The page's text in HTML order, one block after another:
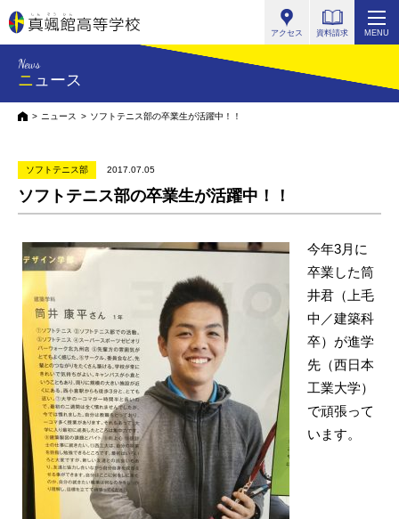
アクセス 資料請求 MENU
News
ニュース
HOMEニュース ソフトテニス部の卒業生が活躍中！！
ソフトテニス部 2017.07.05
ソフトテニス部の卒業生が活躍中！！
今年3月に
卒業した筒
井君（上毛
中／建築科
卒）が進学
先（西日本
工業大学）
で頑張って
います。